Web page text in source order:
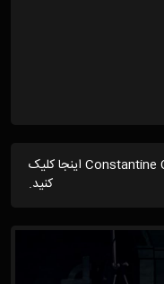
برای فیلم Constantine City of Demons The Movie اینجا کلیک
کنید.